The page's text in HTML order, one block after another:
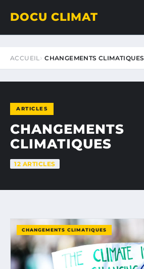
DOCU CLIMAT
ACCUEIL CHANGEMENTS CLIMATIQUES
ARTICLES
CHANGEMENTS
CLIMATIQUES
12 ARTICLES
CHANGEMENTS CLIMATIQUES